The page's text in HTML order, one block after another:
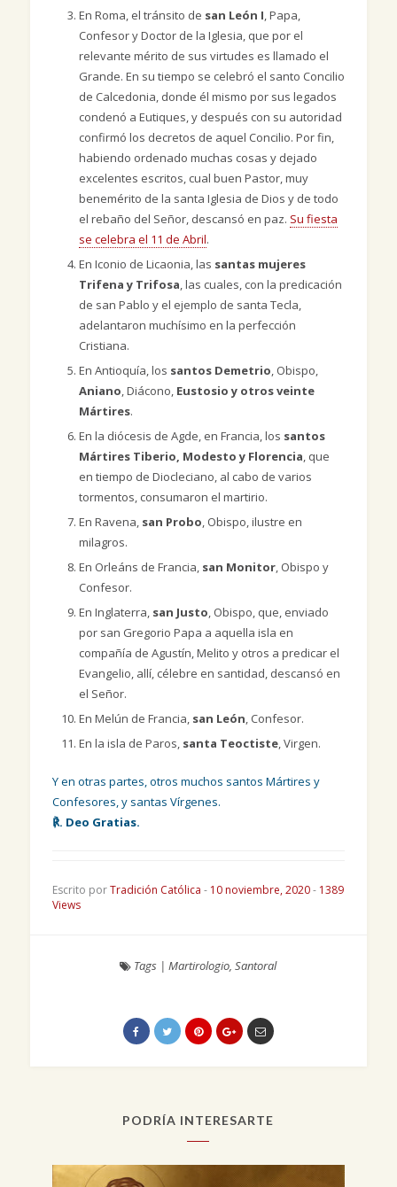
En Roma, el tránsito de san León I, Papa,
Confesor y Doctor de la Iglesia, que por el
relevante mérito de sus virtudes es llamado el
Grande. En su tiempo se celebró el santo Concilio
de Calcedonia, donde él mismo por sus legados
condenó a Eutiques, y después con su autoridad
confirmó los decretos de aquel Concilio. Por fin,
habiendo ordenado muchas cosas y dejado
excelentes escritos, cual buen Pastor, muy
benemérito de la santa Iglesia de Dios y de todo
el rebaño del Señor, descansó en paz. Su fiesta
se celebra el 11 de Abril.
En Iconio de Licaonia, las santas mujeres
Trifena y Trifosa, las cuales, con la predicación
de san Pablo y el ejemplo de santa Tecla,
adelantaron muchísimo en la perfección
Cristiana.
En Antioquía, los santos Demetrio, Obispo,
Aniano, Diácono, Eustosio y otros veinte
Mártires.
En la diócesis de Agde, en Francia, los santos
Mártires Tiberio, Modesto y Florencia, que
en tiempo de Diocleciano, al cabo de varios
tormentos, consumaron el martirio.
En Ravena, san Probo, Obispo, ilustre en
milagros.
En Orleáns de Francia, san Monitor, Obispo y
Confesor.
En Inglaterra,san Justo, Obispo, que, enviado
por san Gregorio Papa a aquella isla en
compañía de Agustín, Melito y otros a predicar el
Evangelio, allí, célebre en santidad, descansó en
el Señor.
En Melún de Francia, san León, Confesor.
En la isla de Paros, santa Teoctiste, Virgen.
Y en otras partes, otros muchos santos Mártires y
Confesores, y santas Vírgenes.
℟. Deo Gratias.
Escrito porTradición Católica - 10 noviembre, 2020- 1389
Views
Tags |Martirologio,Santoral
PODRÍA INTERESARTE